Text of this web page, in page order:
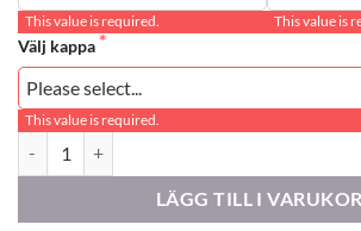
This value is required. This value is
Välj kappa
This value is required.
LÄGG TILL I